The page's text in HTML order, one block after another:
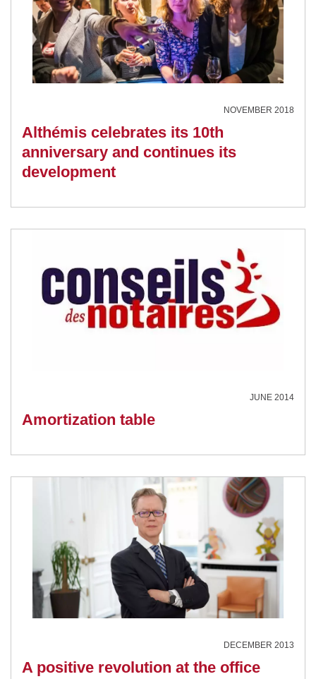
NOVEMBER 2018
Althémis celebrates its 10th
anniversary and continues its
development
JUNE 2014
Amortization table
DECEMBER 2013
A positive revolution at the office